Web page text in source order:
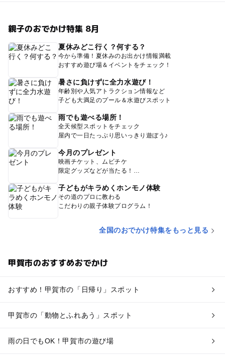
親子のおでかけ特集 8月
夏休みどこ行く？何する？
今から準備！夏休みのお出かけ情報満載
おすすめ遊び場＆イベントをチェック！
暑さに負けずに全力水遊び！
年齢別や人気アトラクション情報など
子ども大満足のプール＆水遊びスポット
雨でも遊べる場所！
全天候型スポットをチェック
屋内で一日たっぷり思いっきり遊ぼう♪
今月のプレゼント
映画チケット、ムビチケ
限定グッズなどが当たる！
子どもがキラめくホンモノ体験
その道のプロに教わる
こだわりの親子体験プログラム！
全国のおでかけ特集をもっと見る
甲賀市のおすすめおでかけ
おすすめ！甲賀市の「日帰り」スポット
甲賀市の「動物とふれあう」スポット
雨の日でもOK！甲賀市の遊び場